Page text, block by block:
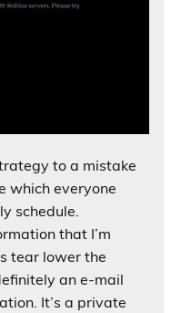
to a mistake
which everyone
schedule.
that I’m
tear lower the
an e-mail
It’s a private